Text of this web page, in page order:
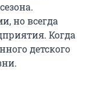
но всегда
Когда
детского